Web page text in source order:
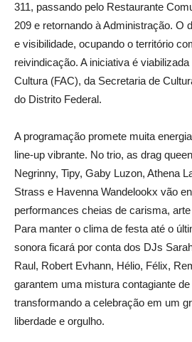
311, passando pelo Restaurante
209 e retornando à Administração. O
e visibilidade, ocupando o território
reivindicação. A iniciativa é
Cultura (FAC), da Secretaria de
do Distrito Federal.
A programação promete muita
line-up vibrante. No trio, as drag
Negrinny, Tipy, Gaby Luzon, Athena
Strass e Havenna Wandelookx vão
performances cheias de carisma,
Para manter o clima de festa até o
sonora ficará por conta dos DJs
Raul, Robert Evhann, Hélio, Félix,
garantem uma mistura contagiante
transformando a celebração em um
liberdade e orgulho.